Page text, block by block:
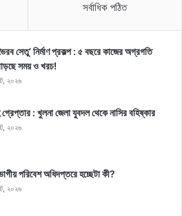
সর্বাধিক পঠিত
সেতু’ নির্মাণ প্রকল্প : ৫ বছরে কাজের অগ্রগতি
সময় ও খরচ!
২০২৬
গ্রেপ্তার : খুলনা জেলা যুবদল থেকে নাসির বহিষ্কার
২০২৬
পরিবেশ অধিদপ্তরে হচ্ছেটা কী?
২০২৬